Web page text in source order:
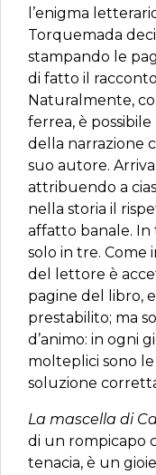
l’enigma
Torquemada
stampando le
di fatto il
Naturalmente,
ferrea, è
della narrazione
suo autore.
attribuendo a
nella storia il
affatto banale. In
solo in tre. Come
del lettore è
pagine del libro,
prestabilito; ma
d’animo: in ogni
molteplici sono
soluzione
La mascella di
di un rompicapo
tenacia, è un